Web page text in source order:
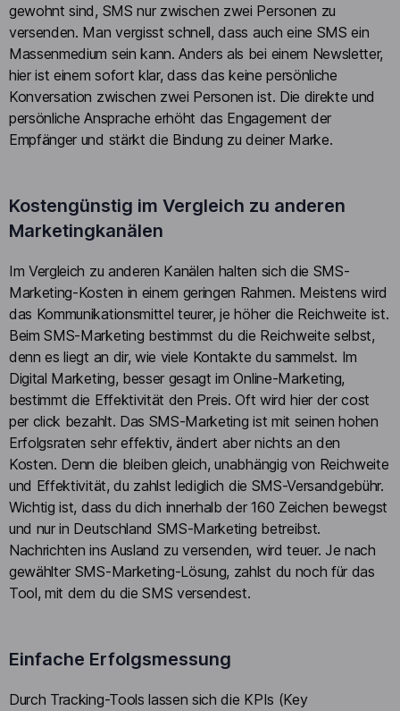
gewohnt sind, SMS nur zwischen zwei Personen zu
versenden. Man vergisst schnell, dass auch eine SMS ein
Massenmedium sein kann. Anders als bei einem Newsletter,
hier ist einem sofort klar, dass das keine persönliche
Konversation zwischen zwei Personen ist. Die direkte und
persönliche Ansprache erhöht das Engagement der
Empfänger und stärkt die Bindung zu deiner Marke.
Kostengünstig im Vergleich zu anderen
Marketingkanälen
Im Vergleich zu anderen Kanälen halten sich die SMS-
Marketing-Kosten in einem geringen Rahmen. Meistens wird
das Kommunikationsmittel teurer, je höher die Reichweite ist.
Beim SMS-Marketing bestimmst du die Reichweite selbst,
denn es liegt an dir, wie viele Kontakte du sammelst. Im
Digital Marketing, besser gesagt im Online-Marketing,
bestimmt die Effektivität den Preis. Oft wird hier der cost
per click bezahlt. Das SMS-Marketing ist mit seinen hohen
Erfolgsraten sehr effektiv, ändert aber nichts an den
Kosten. Denn die bleiben gleich, unabhängig von Reichweite
und Effektivität, du zahlst lediglich die SMS-Versandgebühr.
Wichtig ist, dass du dich innerhalb der 160 Zeichen bewegst
und nur in Deutschland SMS-Marketing betreibst.
Nachrichten ins Ausland zu versenden, wird teuer. Je nach
gewählter SMS-Marketing-Lösung, zahlst du noch für das
Tool, mit dem du die SMS versendest.
Einfache Erfolgsmessung
Durch Tracking-Tools lassen sich die KPIs (Key